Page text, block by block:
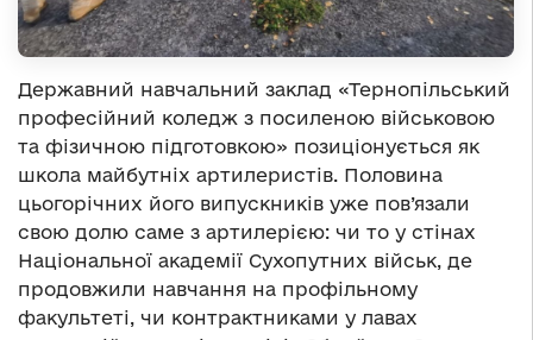
Державний навчальний заклад «Тернопільський
професійний коледж з посиленою військовою
та фізичною підготовкою» позиціонується як
школа майбутніх артилеристів. Половина
цьогорічних його випускників уже пов’язали
свою долю саме з артилерією: чи то у стінах
Національної академії Сухопутних військ, де
продовжили навчання на профільному
факультеті, чи контрактниками у лавах